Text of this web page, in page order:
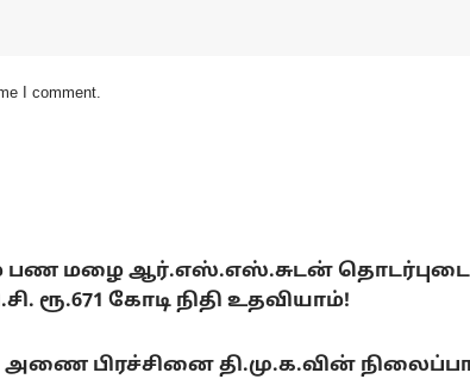
I comment.
பண மழை ஆர்.எஸ்.எஸ்.சுடன்
கோடி நிதி உதவியாம்!
பிரச்சினை தி.மு.க.வின்